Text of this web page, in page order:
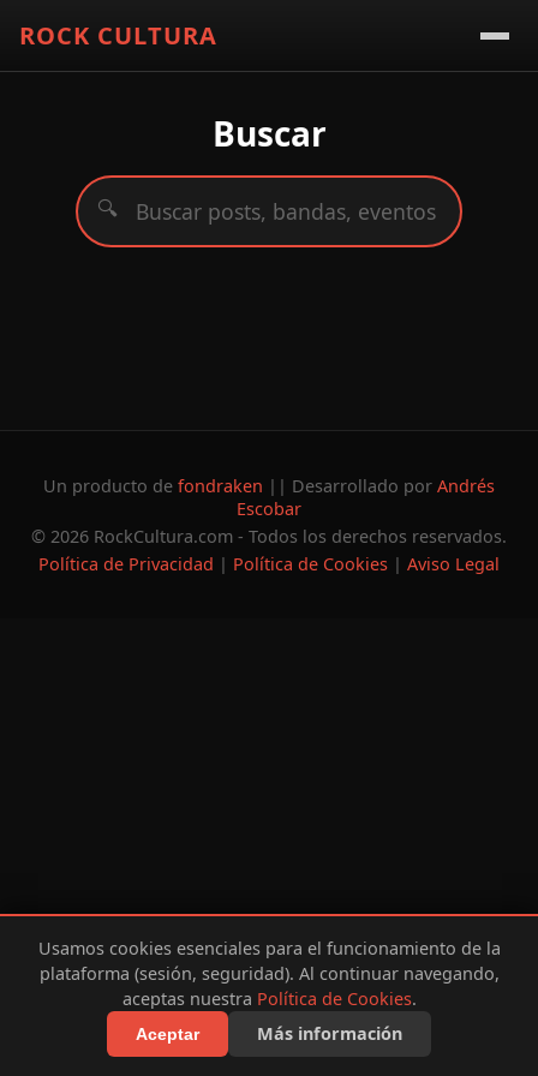
ROCK CULTURA
Buscar
🔍
Un producto de fondraken || Desarrollado por Andrés
Escobar
© 2026 RockCultura.com - Todos los derechos reservados.
Política de Privacidad | Política de Cookies | Aviso Legal
Usamos cookies esenciales para el funcionamiento de la
plataforma (sesión, seguridad). Al continuar navegando,
aceptas nuestra Política de Cookies.
Aceptar Más información